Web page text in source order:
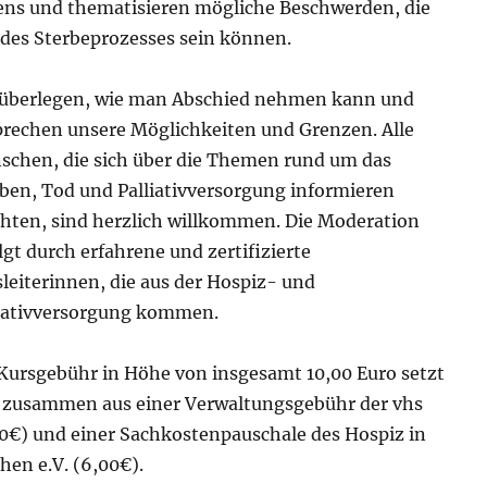
und thematisieren mögliche Beschwerden, die
Sterbeprozesses sein können.
wie man Abschied nehmen kann und
unsere Möglichkeiten und Grenzen. Alle
die sich über die Themen rund um das
Tod und Palliativversorgung informieren
sind herzlich willkommen. Die Moderation
durch erfahrene und zertifizierte
die aus der Hospiz- und
kommen.
in Höhe von insgesamt 10,00 Euro setzt
aus einer Verwaltungsgebühr der vhs
und einer Sachkostenpauschale des Hospiz in
e.V. (6,00€).